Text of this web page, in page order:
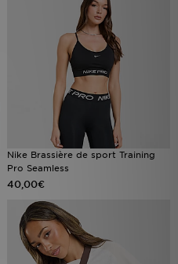
Nike Brassière de sport Training
Pro Seamless
40,00€